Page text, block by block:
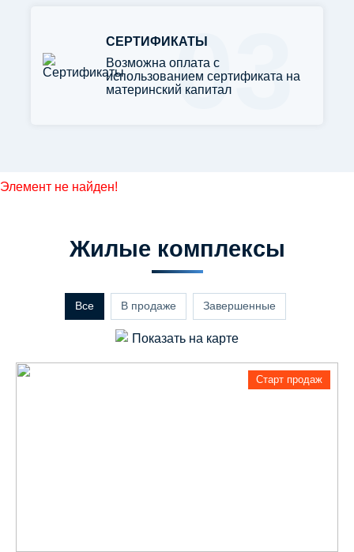
СЕРТИФИКАТЫ
Возможна оплата с
использованием сертификата на
материнский капитал03
Элемент не найден!
Жилые комплексы
Все В продаже Завершенные
Показать на карте
Старт продаж